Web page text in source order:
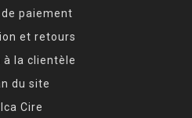
de paiement
et retours
à la clientèle
du site
Cire